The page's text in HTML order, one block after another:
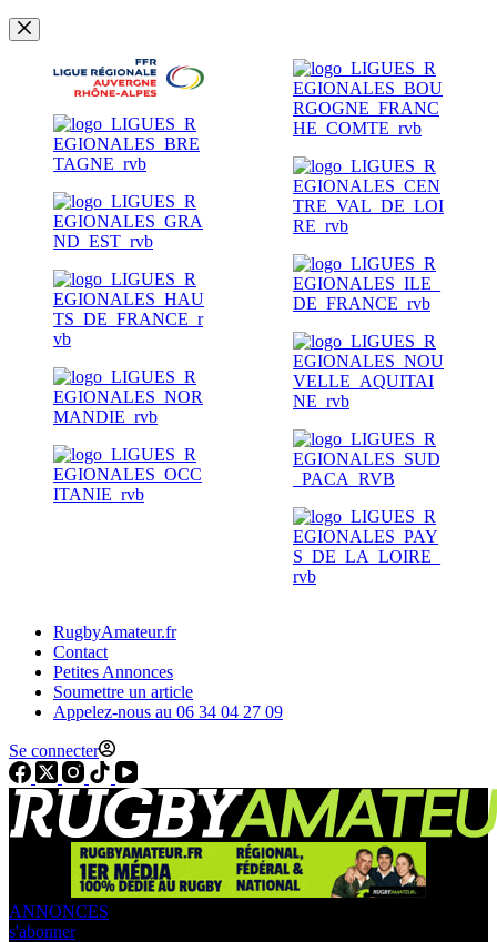
RugbyAmateur.fr
Contact
Petites Annonces
Soumettre un article
Appelez-nous au 06 34 04 27 09
Se connecter
ANNONCES
s'abonner